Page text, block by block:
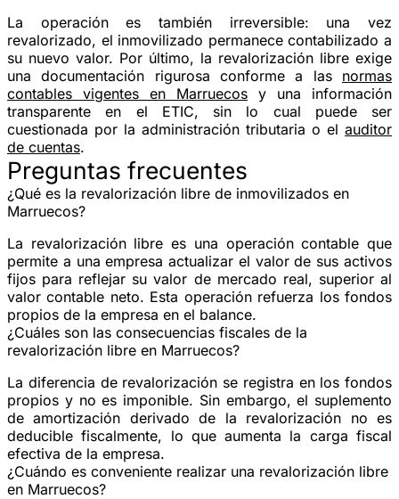
La operación es también irreversible: una vez
revalorizado, el inmovilizado permanece contabilizado a
su nuevo valor. Por último, la revalorización libre exige
una documentación rigurosa conforme a las normas
contables vigentes en Marruecos y una información
transparente en el ETIC, sin lo cual puede ser
cuestionada por la administración tributaria o el auditor
de cuentas.
Preguntas frecuentes
¿Qué es la revalorización libre de inmovilizados en
Marruecos?
La revalorización libre es una operación contable que
permite a una empresa actualizar el valor de sus activos
fijos para reflejar su valor de mercado real, superior al
valor contable neto. Esta operación refuerza los fondos
propios de la empresa en el balance.
¿Cuáles son las consecuencias fiscales de la
revalorización libre en Marruecos?
La diferencia de revalorización se registra en los fondos
propios y no es imponible. Sin embargo, el suplemento
de amortización derivado de la revalorización no es
deducible fiscalmente, lo que aumenta la carga fiscal
efectiva de la empresa.
¿Cuándo es conveniente realizar una revalorización libre
en Marruecos?